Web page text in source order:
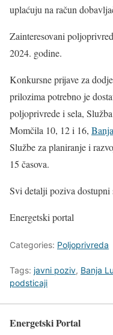
uplaćuju na račun
Zainteresovani
2024. godine.
Konkursne prijave za
prilozima potrebno je
poljoprivrede i sela,
Momčila 10, 12 i 16,
Službe za planiranje i
15 časova.
Svi detalji poziva dostupni
Energetski portal
Categories: Poljoprivreda
Tags: javni poziv, Banja
podsticaji
Energetski Portal